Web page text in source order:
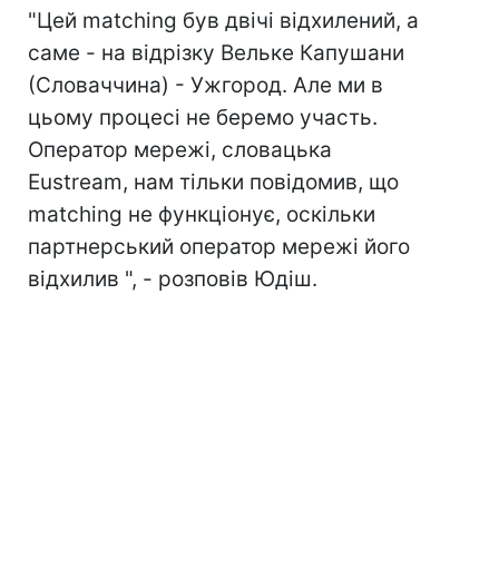
"Цей matching був двічі відхилений, а
саме - на відрізку Вельке Капушани
(Словаччина) - Ужгород. Але ми в
цьому процесі не беремо участь.
Оператор мережі, словацька
Eustream, нам тільки повідомив, що
matching не функціонує, оскільки
партнерський оператор мережі його
відхилив ", - розповів Юдіш.